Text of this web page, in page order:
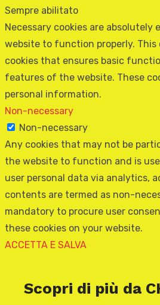
Sempre abilitato
Necessary cookies are absolutely
website to function properly.
cookies that ensures basic
features of the website. These
personal information.
Non-necessary
Non-necessary
Any cookies that may not be
the website to function and is
user personal data via analytics,
contents are termed as non-
mandatory to procure user
these cookies on your website.
ACCETTA E SALVA
Scopri di più da